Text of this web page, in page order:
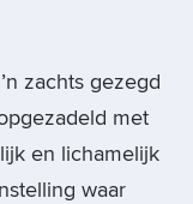
zachts gezegd
met
en lichamelijk
waar